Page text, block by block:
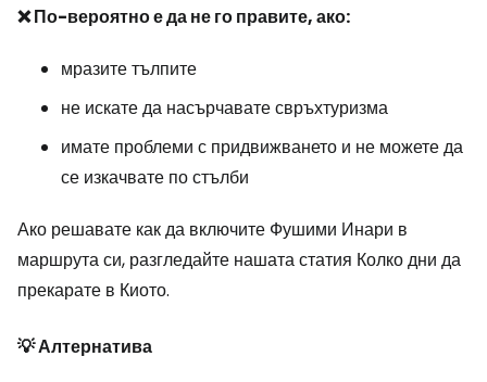
❌ По-вероятно е да не го правите, ако:
мразите тълпите
не искате да насърчавате свръхтуризма
имате проблеми с придвижването и не можете да
се изкачвате по стълби
Ако решавате как да включите Фушими Инари в
маршрута си, разгледайте нашата статия Колко дни да
прекарате в Киото.
💡 Алтернатива